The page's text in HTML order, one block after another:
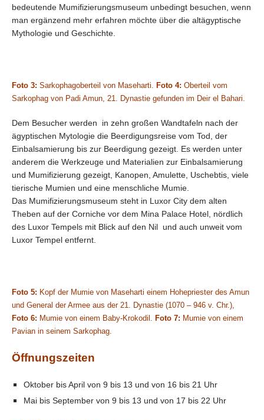
bedeutende Mumifizierungsmuseum unbedingt besuchen, wenn
man ergänzend mehr erfahren möchte über die altägyptische
Mythologie und Geschichte.
Foto 3: Sarkophagoberteil von Maseharti. Foto 4: Oberteil vom
Sarkophag von Padi Amun, 21. Dynastie gefunden im Deir el Bahari.
Dem Besucher werden in zehn großen Wandtafeln nach der
ägyptischen Mytologie die Beerdigungsreise vom Tod, der
Einbalsamierung bis zur Beerdigung gezeigt. Es werden unter
anderem die Werkzeuge und Materialien zur Einbalsamierung
und Mumifizierung gezeigt, Kanopen, Amulette, Uschebtis, viele
tierische Mumien und eine menschliche Mumie.
Das Mumifizierungsmuseum steht in Luxor City dem alten
Theben auf der Corniche vor dem Mina Palace Hotel, nördlich
des Luxor Tempels mit Blick auf den Nil und auch unweit vom
Luxor Tempel entfernt.
Foto 5: Kopf der Mumie von Maseharti einem Hohepriester des Amun
und General der Armee aus der 21. Dynastie (1070 – 946 v. Chr.),
Foto 6: Mumie von einem Baby-Krokodil. Foto 7: Mumie von einem
Pavian in seinem Sarkophag.
Öffnungszeiten
Oktober bis April von 9 bis 13 und von 16 bis 21 Uhr
Mai bis September von 9 bis 13 und von 17 bis 22 Uhr